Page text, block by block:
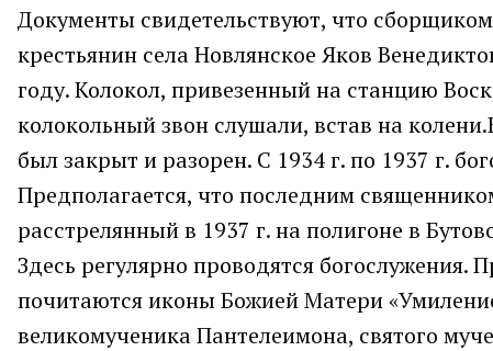
Документы свидетельствуют, что
крестьянин села Новлянское Яков
году. Колокол, привезенный на станцию
колокольный звон слушали, встав на
был закрыт и разорен. С 1934 г. по 1937 г.
Предполагается, что последним
расстрелянный в 1937 г. на полигоне в
Здесь регулярно проводятся богослужения.
почитаются иконы Божией Матери
великомученика Пантелеимона, святого